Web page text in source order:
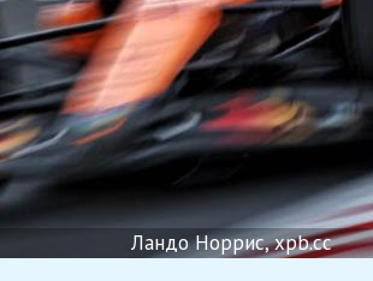
Ландо Норрис, xpb.cc